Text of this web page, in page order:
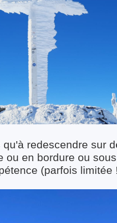
redescendre sur
ou en bordure ou
(parfois